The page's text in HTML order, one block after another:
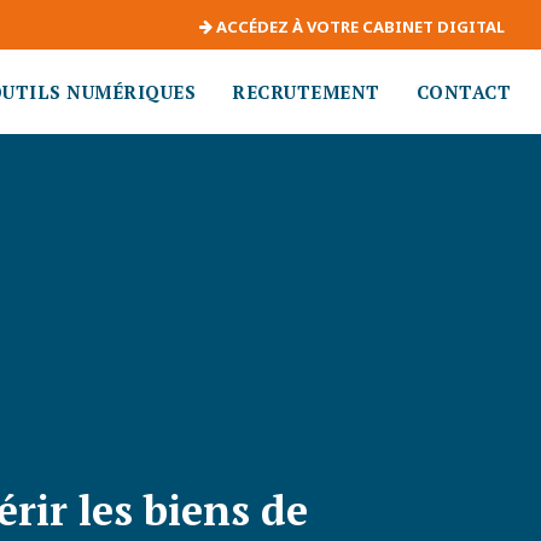
ACCÉDEZ À VOTRE CABINET DIGITAL
NUMÉRIQUES RECRUTEMENT CONTACT
les biens de